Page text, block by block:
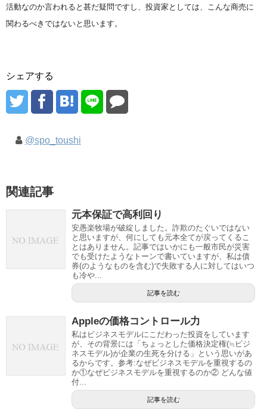
活動なのか言われると甚だ疑問ですし、投資家としては、こんな商売に
関わるべきではないと思います。
シェアする
@spo_toushi
関連記事
元本保証で高利回り
安愚楽牧場が破綻しました。詐欺のたぐいではない
と思いますが、何にしても元本全てが戻ってくるこ
とはありません。記事ではいかにも一般市民が災害
でも受けたようなトーンで書いていますが、私は債
券(のようなものを含む)で失敗する人に対してはいつ
も冷や...
記事を読む
Appleの価格コントロール力
私はビジネスモデルにこだわった投資をしています
が、その背景には「ちょっとした価格決定権(≒ビジ
ネスモデル)が企業の生死を分ける」という思いがあ
るからです。参考:なぜビジネスモデルを重視するの
か①なぜビジネスモデルを重視するのか② どんな値
付...
記事を読む